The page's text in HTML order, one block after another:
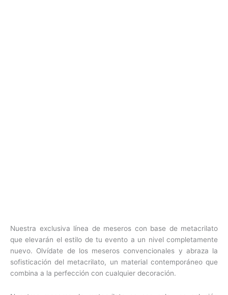
Nuestra exclusiva línea de meseros con base de metacrilato
que elevarán el estilo de tu evento a un nivel completamente
nuevo. Olvídate de los meseros convencionales y abraza la
sofisticación del metacrilato, un material contemporáneo que
combina a la perfección con cualquier decoración.